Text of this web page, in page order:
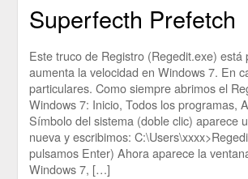
Superfecth Prefetch
Este truco de Registro (Regedit.exe) está
aumenta la velocidad en Windows 7. En
particulares. Como siempre abrimos el
Windows 7: Inicio, Todos los programas,
Símbolo del sistema (doble clic) aparece
nueva y escribimos:
pulsamos Enter) Ahora aparece la
Windows 7, […]